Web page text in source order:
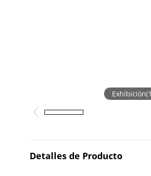
Exhibición(1
Detalles de Producto